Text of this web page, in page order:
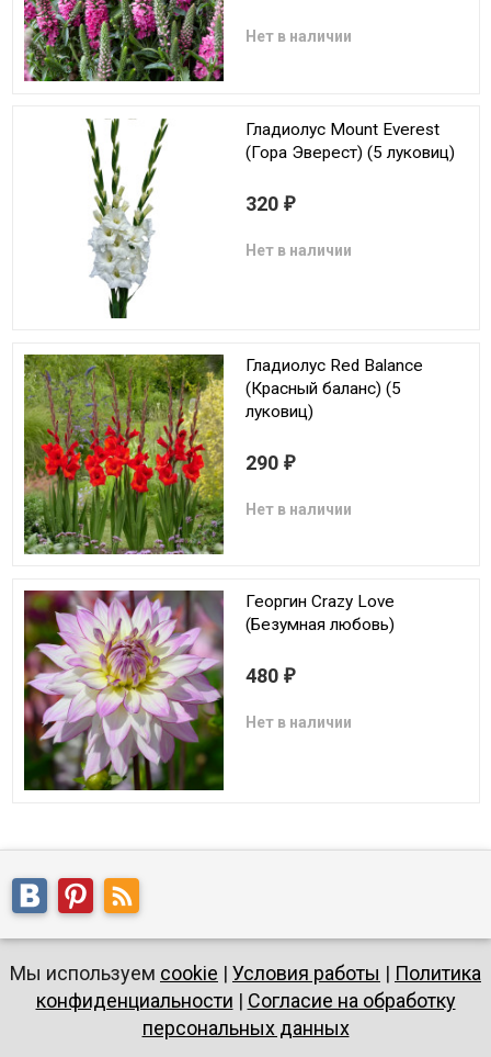
Нет в наличии
Гладиолус Mount Everest
(Гора Эверест) (5 луковиц)
320 ₽
Нет в наличии
Гладиолус Red Balance
(Красный баланс) (5
луковиц)
290 ₽
Нет в наличии
Георгин Crazy Love
(Безумная любовь)
480 ₽
Нет в наличии
Мы используем cookie | Условия работы | Политика
конфиденциальности | Согласие на обработку
персональных данных